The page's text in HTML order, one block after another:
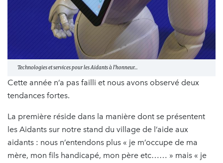
Technologies et services pour les Aidants à l’honneur…
Cette année n’a pas failli et nous avons observé deux
tendances fortes.
La première réside dans la manière dont se présentent
les Aidants sur notre stand du village de l’aide aux
aidants : nous n’entendons plus « je m’occupe de ma
mère, mon fils handicapé, mon père etc…… » mais « je